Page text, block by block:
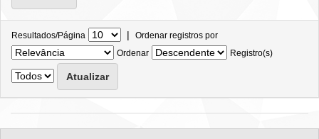
Resultados/Página | Ordenar registros por
Ordenar
Registro(s)